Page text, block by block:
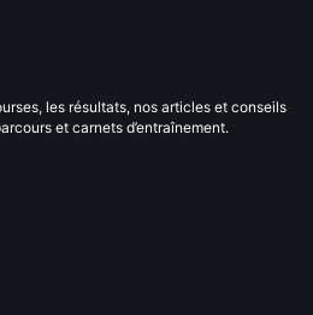
les résultats, nos articles et conseils
et carnets d’entraînement.